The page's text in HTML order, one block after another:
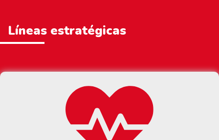
Líneas estratégicas